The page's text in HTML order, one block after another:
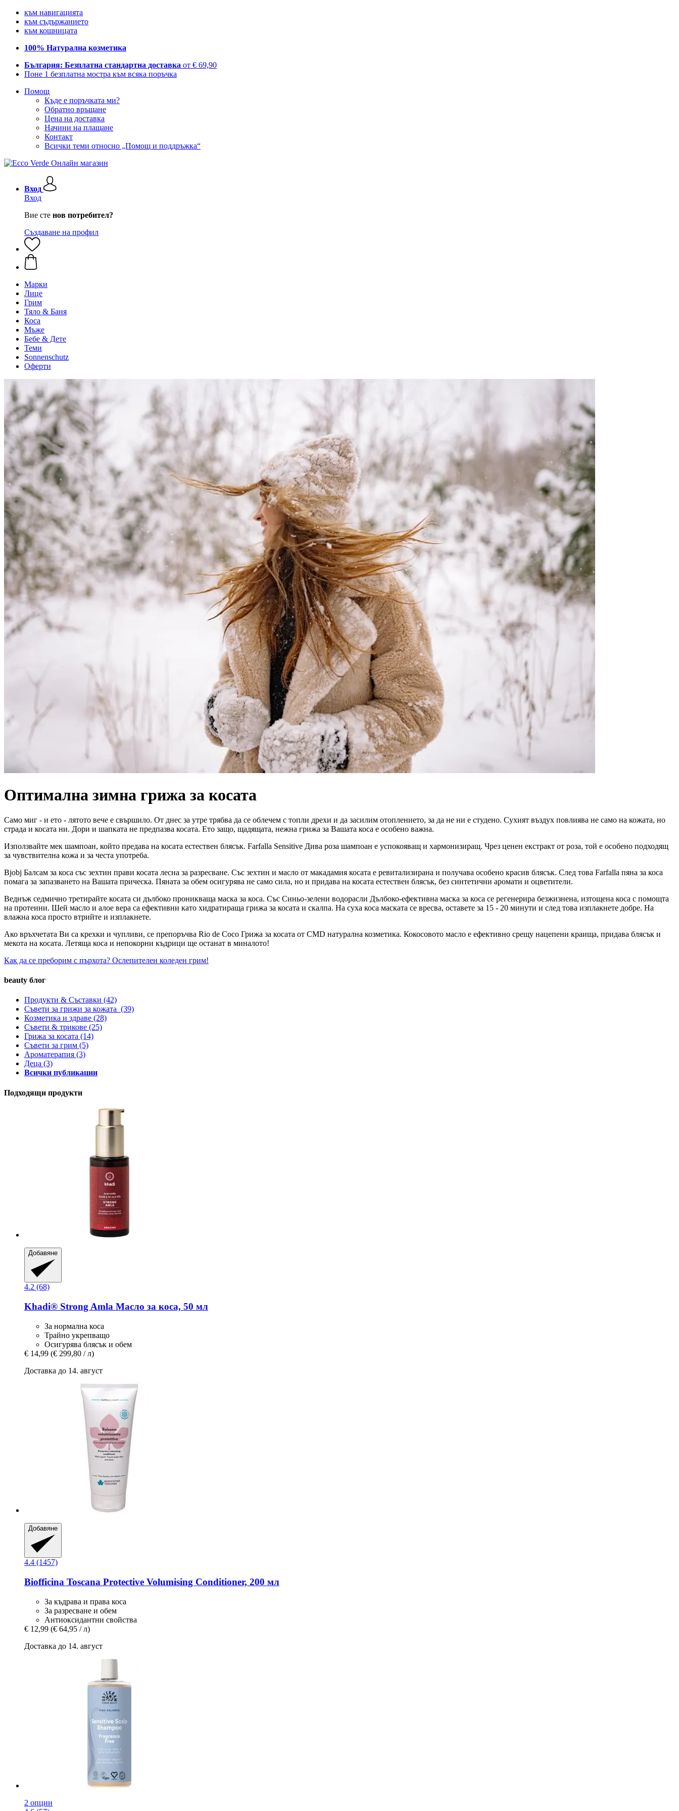
към навигацията
към съдържанието
към кошницата
100% Натурална козметика
България: Безплатна стандартна доставка от € 69,90
Поне 1 безплатна мостра към всяка поръчка
Помощ
Къде е поръчката ми?
Обратно връщане
Цена на доставка
Начини на плащане
Контакт
Всички теми относно „Помощ и поддръжка“
Вход
Вход
Вие сте нов потребител?
Създаване на профил
Марки
Лице
Грим
Тяло & Баня
Коса
Мъже
Бебе & Дете
Теми
Sonnenschutz
Оферти
Оптимална зимна грижа за косата
Само миг - и ето - лятото вече е свършило. От днес за утре трябва да се облечем с топли дрехи и да засилим отоплението, за да не ни е студено. Сухият въздух повлиява не само на кожата, но
страда и косата ни. Дори и шапката не предпазва косата. Ето защо, щадящата, нежна грижа за Вашата коса е особено важна.
Използвайте мек шампоан, който предава на косата естествен блясък. Farfalla Sensitive Дива роза шампоан е успокояващ и хармонизиращ. Чрез ценен екстракт от роза, той е особено подходящ
за чувствителна кожа и за честа употреба.
Bjobj Балсам за коса със зехтин прави косата лесна за разресване. Със зехтин и масло от макадамия косата е ревитализирана и получава особено красив блясък. След това Farfalla пяна за коса
помага за запазването на Вашата прическа. Пяната за обем осигурява не само сила, но и придава на косата естествен блясък, без синтетични аромати и оцветители.
Веднъж седмично третирайте косата си дълбоко проникваща маска за коса. Със Синьо-зелени водорасли Дълбоко-ефективна маска за коса се регенерира безжизнена, изтощена коса с помощта
на протеини. Шей масло и алое вера са ефективни като хидратираща грижа за косата и скалпа. На суха коса маската се вресва, оставете за 15 - 20 минути и след това изплакнете добре. На
влажна коса просто втрийте и изплакнете.
Ако връхчетата Ви са крехки и чупливи, се препоръчва Rio de Coco Грижа за косата от CMD натурална козметика. Кокосовото масло е ефективно срещу нацепени краища, придава блясък и
мекота на косата. Летяща коса и непокорни къдрици ще останат в миналото!
Как да се преборим с пърхота? Ослепителен коледен грим!
beauty блог
Продукти & Съставки (42)
Съвети за грижи за кожата (39)
Козметика и здраве (28)
Съвети & трикове (25)
Грижа за косата (14)
Съвети за грим (5)
Ароматерапия (3)
Деца (3)
Всички публикации
Подходящи продукти
Добавяне
4.2 (68)
Khadi® Strong Amla Масло за коса, 50 мл
За нормална коса
Трайно укрепващо
Осигурява блясък и обем
€ 14,99 (€ 299,80 / л)
Доставка до 14. август
Добавяне
4.4 (1457)
Biofficina Toscana Protective Volumising Conditioner, 200 мл
За къдрава и права коса
За разресване и обем
Антиоксидантни свойства
€ 12,99 (€ 64,95 / л)
Доставка до 14. август
2 опции